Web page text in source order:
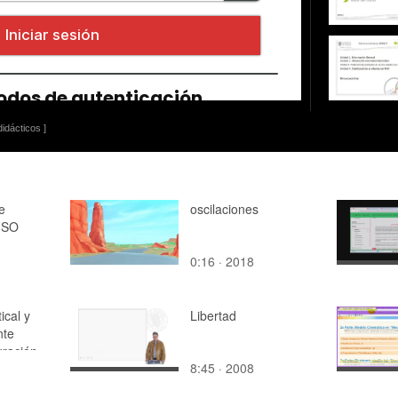
]
oscilaciones
0:16 · 2018
y
Libertad
8:45 · 2008